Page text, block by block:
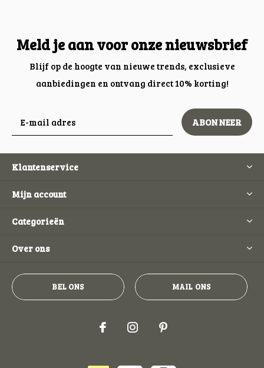
Meld je aan voor onze nieuwsbrief
Blijf op de hoogte van nieuwe trends, exclusieve
aanbiedingen en ontvang direct 10% korting!
ABONNEER
Klantenservice
Mijn account
Categorieën
Over ons
BEL ONS MAIL ONS